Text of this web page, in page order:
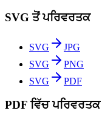
SVG ਤੋਂ ਪਰਿਵਰਤਕ
SVG
JPG
SVG
PNG
SVG
PDF
PDF ਵਿੱਚ ਪਰਿਵਰਤਕ